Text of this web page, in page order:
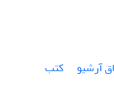
آرشیو
کتب